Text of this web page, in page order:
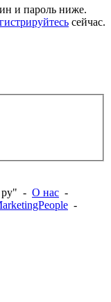
и пароль ниже.
сейчас.
ру" - О нас -
-